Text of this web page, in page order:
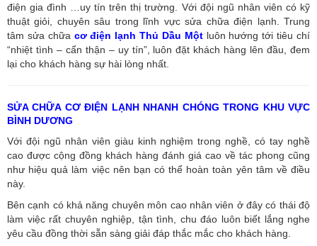
điện gia đình …uy tín trên thị trường. Với đội ngũ nhân viên có kỹ
thuật giỏi, chuyên sâu trong lĩnh vực sửa chữa điện lạnh. Trung
tâm sửa chữa cơ điện lạnh Thủ Dầu Mộtluôn hướng tới tiêu chí
“nhiệt tình – cẩn thận – uy tín”, luôn đặt khách hàng lên đầu, đem
lại cho khách hàng sự hài lòng nhất.
SỬA CHỮA CƠ ĐIỆN LẠNH NHANH CHÓNG TRONG KHU VỰC
BÌNH DƯƠNG
Với đội ngũ nhân viên giàu kinh nghiệm trong nghề, có tay nghề
cao được cộng đồng khách hàng đánh giá cao về tác phong cũng
như hiệu quả làm việc nên bạn có thể hoàn toàn yên tâm về điều
này.
Bên cạnh có khả năng chuyên môn cao nhân viên ở đây có thái độ
làm việc rất chuyên nghiệp, tận tình, chu đáo luôn biết lắng nghe
yêu cầu đồng thời sẵn sàng giải đáp thắc mắc cho khách hàng.